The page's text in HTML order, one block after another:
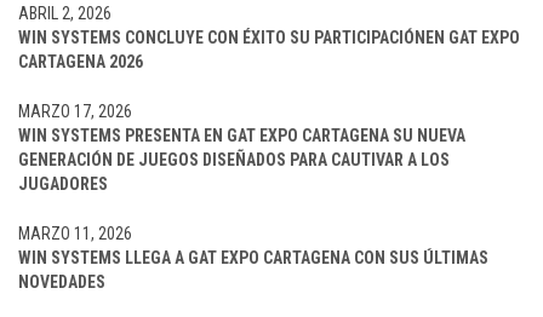
WIN SYSTEMS CONCLUYE CON ÉXITO SU PARTICIPACIÓNEN GAT EXPO
CARTAGENA 2026
ABRIL 2, 2026
WIN SYSTEMS PRESENTA EN GAT EXPO CARTAGENA SU NUEVA
GENERACIÓN DE JUEGOS DISEÑADOS PARA CAUTIVAR A LOS
JUGADORES
MARZO 17, 2026
WIN SYSTEMS LLEGA A GAT EXPO CARTAGENA CON SUS ÚLTIMAS
NOVEDADES
MARZO 11, 2026